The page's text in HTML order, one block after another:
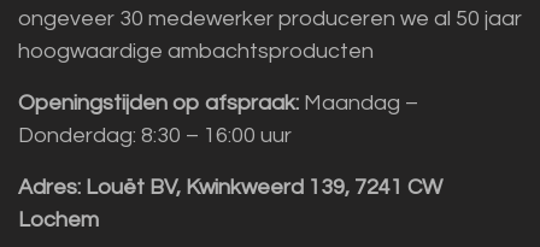
ongeveer 30 medewerker produceren we al 50 jaar
hoogwaardige ambachtsproducten
Openingstijden op afspraak: Maandag –
Donderdag: 8:30 – 16:00 uur
Adres: Louët BV, Kwinkweerd 139, 7241 CW
Lochem